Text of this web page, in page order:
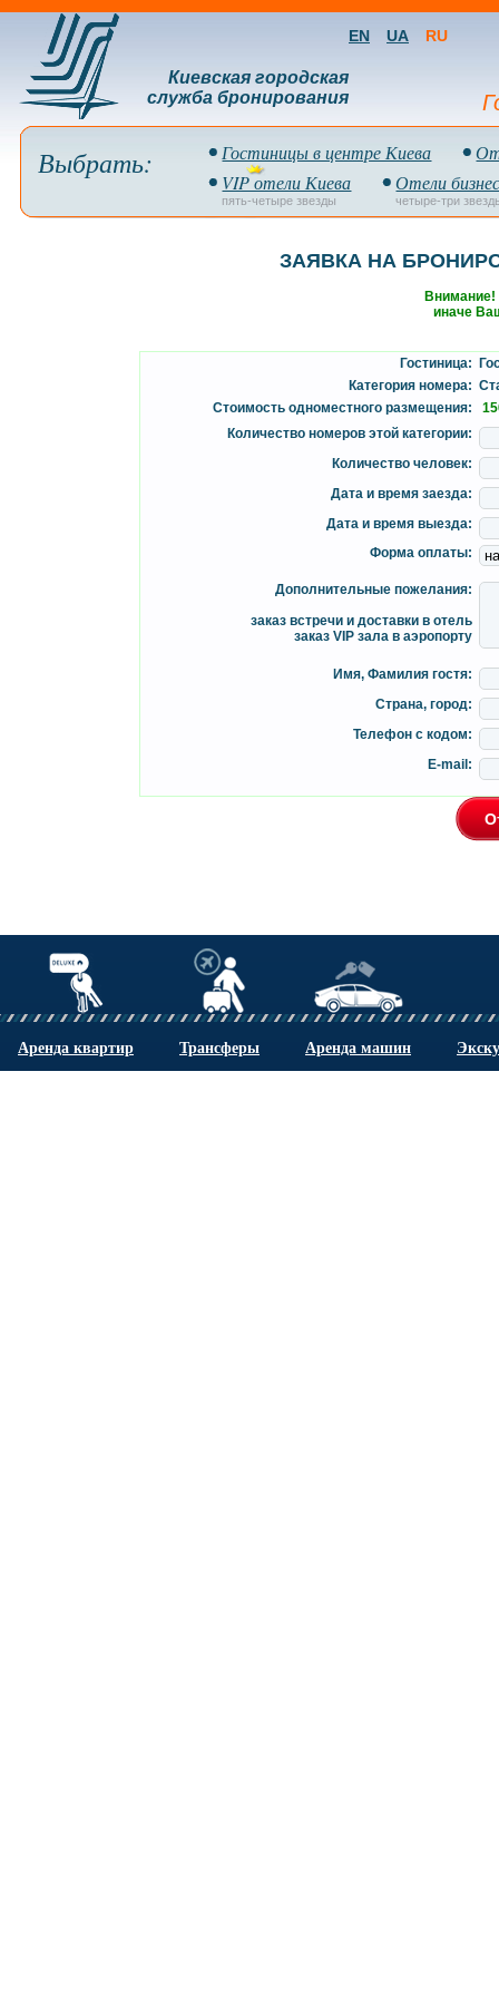
Киевская городская
служба бронирования
EN UA RU
Выбрать: Гостиницы в центре Киева
VIP отели Киева
пять-четыре звезды
Отели
четыре-три
ЗАЯВКА НА
иначе
Гостиница:
Категория номера:
Стоимость одноместного размещения:
Количество номеров этой категории:
Количество человек:
Дата и время заезда:
Дата и время выезда:
Форма оплаты:
Дополнительные пожелания:
заказ встречи и доставки в отель
заказ VIP зала в аэропорту
Имя, Фамилия гостя:
Страна, город:
Телефон с кодом:
E-mail:
Аренда квартир Трансферы Аренда машин